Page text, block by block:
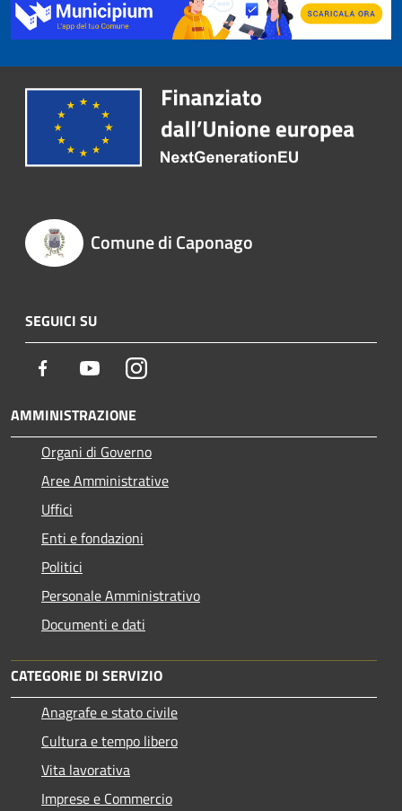
Comune di Caponago
SEGUICI SU
Facebook YoutubeInstagram
AMMINISTRAZIONE
Organi di Governo
Aree Amministrative
Uffici
Enti e fondazioni
Politici
Personale Amministrativo
Documenti e dati
CATEGORIE DI SERVIZIO
Anagrafe e stato civile
Cultura e tempo libero
Vita lavorativa
Imprese e Commercio